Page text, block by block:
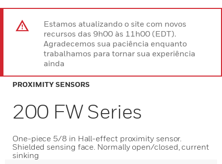
Estamos atualizando o site com novos
recursos das 9h00 às 11h00 (EDT).
Agradecemos sua paciência enquanto
trabalhamos para tornar sua experiência
ainda
PROXIMITY SENSORS
200 FW Series
One-piece 5/8 in Hall-effect proximity sensor.
Shielded sensing face. Normally open/closed, current
sinking